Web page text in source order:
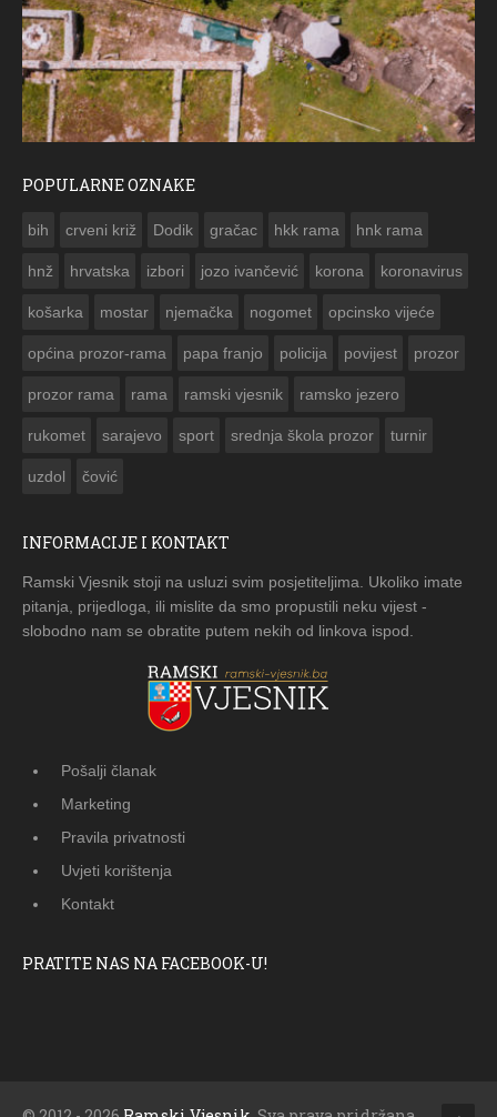
POPULARNE OZNAKE
bih crveni križ Dodik gračac hkk rama hnk rama
hnž hrvatska izbori jozo ivančević korona koronavirus
košarka mostar njemačka nogomet opcinsko vijeće
općina prozor-rama papa franjo policija povijest prozor
prozor rama rama ramski vjesnik ramsko jezero
rukomet sarajevo sport srednja škola prozor turnir
uzdol čović
INFORMACIJE I KONTAKT
Ramski Vjesnik stoji na usluzi svim posjetiteljima. Ukoliko imate
pitanja, prijedloga, ili mislite da smo propustili neku vijest -
slobodno nam se obratite putem nekih od linkova ispod.
Pošalji članak
Marketing
Pravila privatnosti
Uvjeti korištenja
Kontakt
PRATITE NAS NA FACEBOOK-U!